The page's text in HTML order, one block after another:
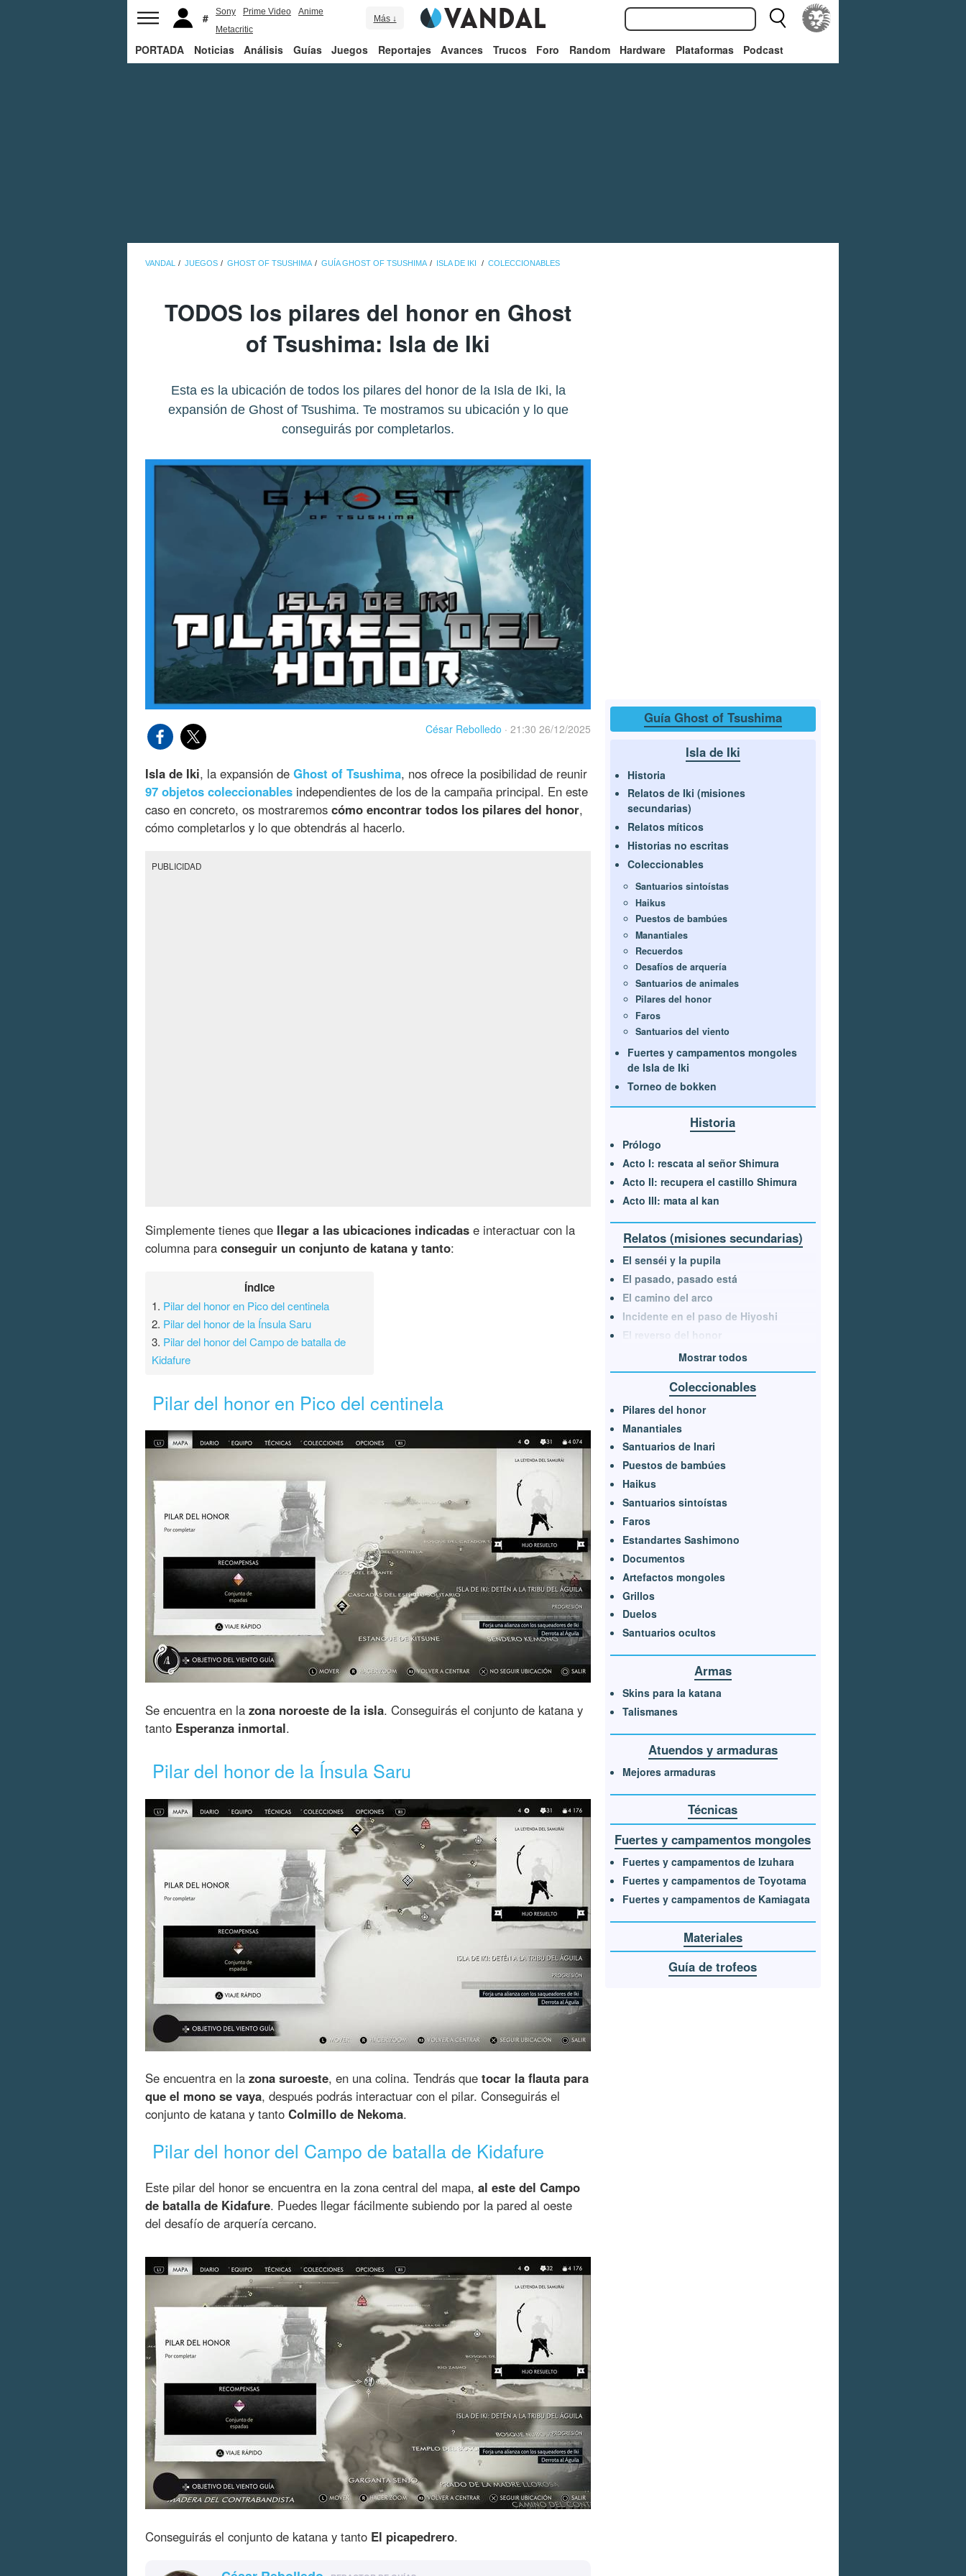
Sony Prime Video
Anime
Metacritic
Más ↓
PORTADA Noticias Análisis Guías Juegos Reportajes Avances Trucos Foro Random Hardware Plataformas Podcast
VANDAL JUEGOS GHOST OF TSUSHIMA GUÍA GHOST OF TSUSHIMA ISLA DE IKI COLECCIONABLES
TODOS los pilares del honor en Ghost
of Tsushima: Isla de Iki
Esta es la ubicación de todos los pilares del honor de la Isla de Iki, la
expansión de Ghost of Tsushima. Te mostramos su ubicación y lo que
conseguirás por completarlos.
César Rebolledo · 21:30 26/12/2025
Isla de Iki, la expansión de Ghost of Tsushima, nos ofrece la posibilidad de reunir
97 objetos coleccionables independientes de los de la campaña principal. En este
caso en concreto, os mostraremos cómo encontrar todos los pilares del honor,
cómo completarlos y lo que obtendrás al hacerlo.
PUBLICIDAD
Simplemente tienes que llegar a las ubicaciones indicadas e interactuar con la
columna para conseguir un conjunto de katana y tanto:
Índice
1. Pilar del honor en Pico del centinela
2. Pilar del honor de la Ínsula Saru
3. Pilar del honor del Campo de batalla de
Kidafure
Pilar del honor en Pico del centinela
Se encuentra en la zona noroeste de la isla. Conseguirás el conjunto de katana y
tanto Esperanza inmortal.
Pilar del honor de la Ínsula Saru
Se encuentra en la zona suroeste, en una colina. Tendrás que tocar la flauta para
que el mono se vaya, después podrás interactuar con el pilar. Conseguirás el
conjunto de katana y tanto Colmillo de Nekoma.
Pilar del honor del Campo de batalla de Kidafure
Este pilar del honor se encuentra en la zona central del mapa, al este del Campo
de batalla de Kidafure. Puedes llegar fácilmente subiendo por la pared al oeste
del desafío de arquería cercano.
Conseguirás el conjunto de katana y tanto El picapedrero.
Guía Ghost of Tsushima
Isla de Iki
Historia
Relatos de Iki (misiones
secundarias)
Relatos míticos
Historias no escritas
Coleccionables
Santuarios sintoístas
Haikus
Puestos de bambúes
Manantiales
Recuerdos
Desafíos de arquería
Santuarios de animales
Pilares del honor
Faros
Santuarios del viento
Fuertes y campamentos mongoles
de Isla de Iki
Torneo de bokken
Historia
Prólogo
Acto I: rescata al señor Shimura
Acto II: recupera el castillo Shimura
Acto III: mata al kan
Relatos (misiones secundarias)
El senséi y la pupila
El pasado, pasado está
El camino del arco
Incidente en el paso de Hiyoshi
El reverso del honor
Mostrar todos
Coleccionables
Pilares del honor
Manantiales
Santuarios de Inari
Puestos de bambúes
Haikus
Santuarios sintoístas
Faros
Estandartes Sashimono
Documentos
Artefactos mongoles
Grillos
Duelos
Santuarios ocultos
Armas
Skins para la katana
Talismanes
Atuendos y armaduras
Mejores armaduras
Técnicas
Fuertes y campamentos mongoles
Fuertes y campamentos de Izuhara
Fuertes y campamentos de Toyotama
Fuertes y campamentos de Kamiagata
Materiales
Guía de trofeos